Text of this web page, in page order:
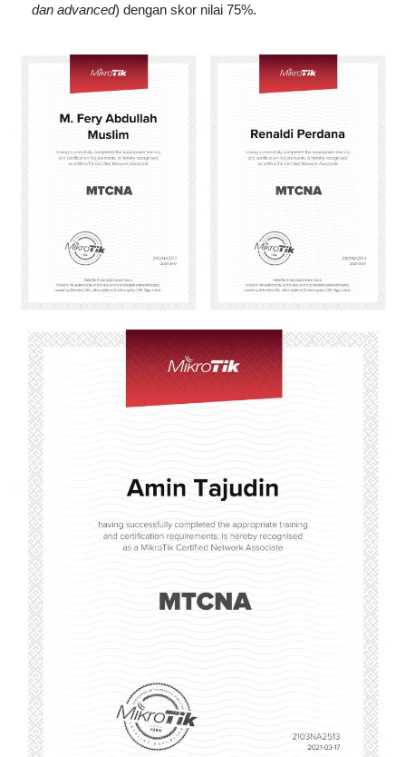
dan advanced) dengan skor nilai 75%.